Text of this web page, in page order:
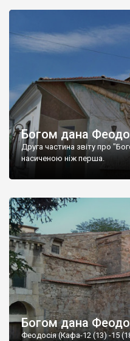
Богом дана
Друга частина звіту про
насиченою ніж перша.
Богом дана
Феодосія (Кафа-12 (13) -15